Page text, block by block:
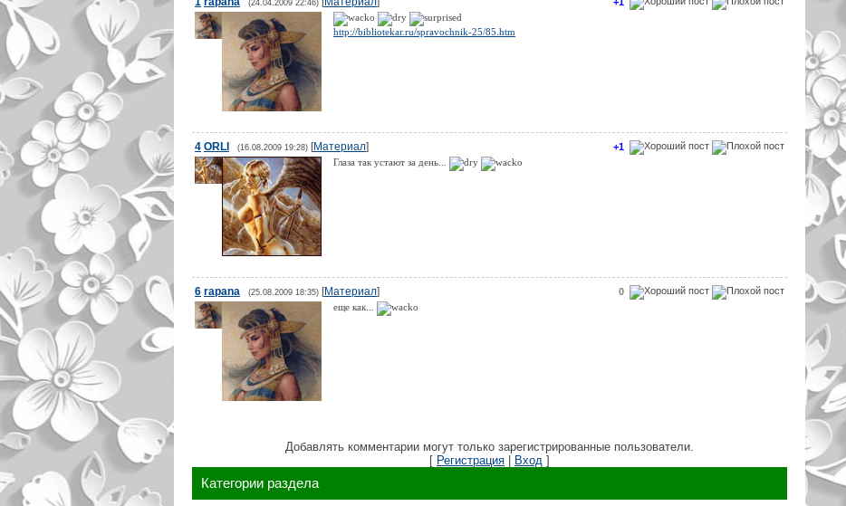
(24.04.2009 22:46)
http://bibliotekar.ru/spravochnik-25/85.htm
+1
4 ORLI (16.08.2009 19:28) [Материал]
Глаза так устают за день...
0
6 rapana (25.08.2009 18:35) [Материал]
еще как...
Добавлять комментарии могут только зарегистрированные пользователи.
[ Регистрация | Вход ]
Категории раздела